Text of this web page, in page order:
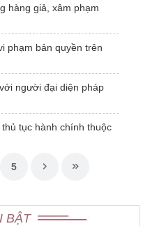
hàng giả, xâm phạm
phạm bản quyền trên
người đại diện pháp
tục hành chính thuộc
5
BẬT